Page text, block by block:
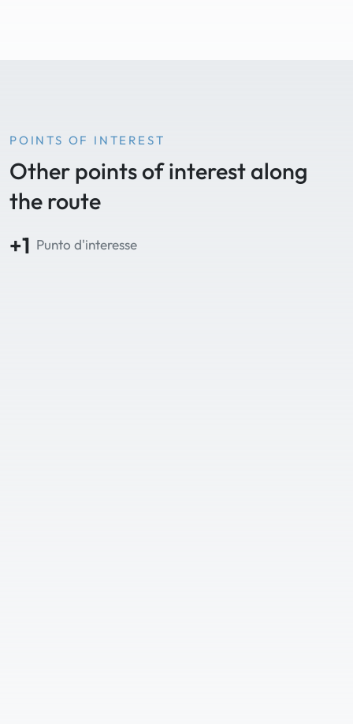
POINTS OF INTEREST
Other points of interest along
the route
+1 Punto d'interesse